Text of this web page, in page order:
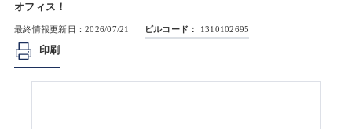
オフィス！
最終情報更新日：2026/07/21 ビルコード： 1310102695
印刷